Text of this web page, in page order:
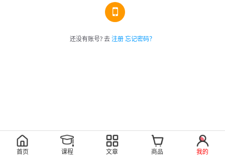
还没有账号? 去注册忘记密码？
首页 课程 文章 商品 我的